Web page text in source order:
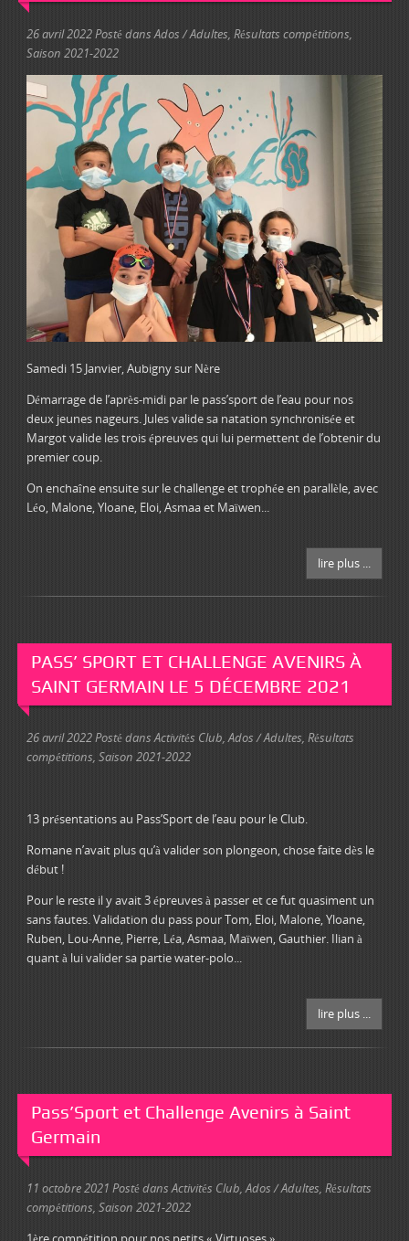
26 avril 2022Posté dansAdos / Adultes, Résultats compétitions
Saison 2021-2022
Samedi 15 Janvier, Aubigny sur Nère
Démarrage de l’après-midi par le pass’sport de l’eau pour nos
deux jeunes nageurs. Jules valide sa natation synchronisée et
Margot valide les trois épreuves qui lui permettent de l’obtenir du
premier coup.
On enchaîne ensuite sur le challenge et trophée en parallèle, avec
Léo, Malone, Yloane, Eloi, Asmaa et Maïwen...
lire plus ...
PASS’ SPORT ET CHALLENGE AVENIRS À
SAINT GERMAIN LE 5 DÉCEMBRE 2021
26 avril 2022Posté dansActivités Club,Ados / Adultes, Résultats
compétitions, Saison 2021-2022
13 présentations au Pass’Sport de l’eau pour le Club.
Romane n’avait plus qu’à valider son plongeon, chose faite dès le
début !
Pour le reste il y avait 3 épreuves à passer et ce fut quasiment un
sans fautes. Validation du pass pour Tom, Eloi, Malone, Yloane,
Ruben, Lou-Anne, Pierre, Léa, Asmaa, Maïwen, Gauthier. Ilian à
quant à lui valider sa partie water-polo...
lire plus ...
Pass’Sport et Challenge Avenirs à Saint
Germain
11 octobre 2021 Posté dansActivités Club,Ados / Adultes, Résultats
compétitions, Saison 2021-2022